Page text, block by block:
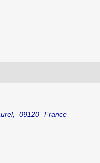
, 09120
France